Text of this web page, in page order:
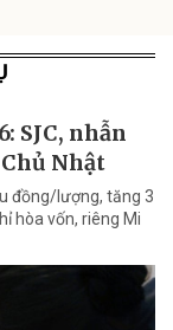
SJC, nhẫn
Nhật
đồng/lượng, tăng 3
hòa vốn, riêng Mi